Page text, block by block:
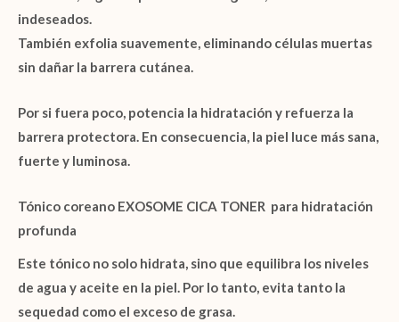
indeseados.
También exfolia suavemente, eliminando células muertas
sin dañar la barrera cutánea.
Por si fuera poco, potencia la hidratación y refuerza la
barrera protectora. En consecuencia, la piel luce más sana,
fuerte y luminosa.
Tónico coreano EXOSOME CICA TONER para hidratación
profunda
Este tónico no solo hidrata, sino que equilibra los niveles
de agua y aceite en la piel. Por lo tanto, evita tanto la
sequedad como el exceso de grasa.